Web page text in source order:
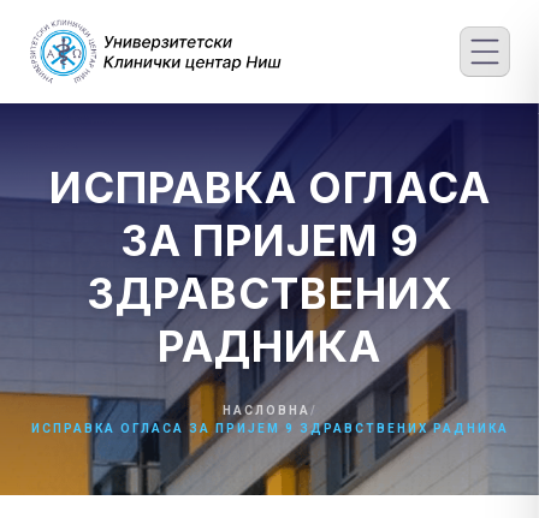
content
ИСПРАВКА ОГЛАСА
ЗА ПРИЈЕМ 9
ЗДРАВСТВЕНИХ
РАДНИКА
НАСЛОВНА /
ИСПРАВКА ОГЛАСА ЗА ПРИЈЕМ 9 ЗДРАВСТВЕНИХ РАДНИКА